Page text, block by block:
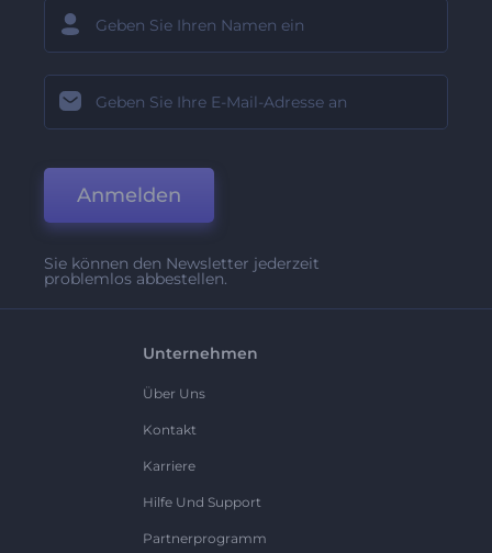
Anmelden
Sie können den Newsletter jederzeit
problemlos abbestellen.
Unternehmen
Über Uns
Kontakt
Karriere
Hilfe Und Support
Partnerprogramm